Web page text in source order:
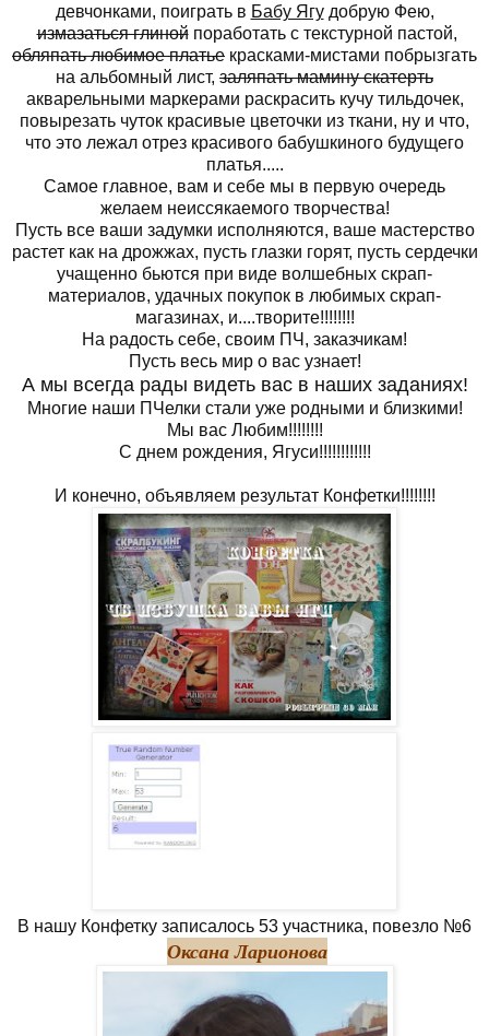
девчонками, поиграть в Бабу Ягудобрую Фею,
измазаться глинойпоработать с текстурной пастой,
обляпать любимое платье красками-мистами побрызгать
на альбомный лист, заляпать мамину скатерть
акварельными маркерами раскрасить кучу тильдочек,
повырезать чуток красивые цветочки из ткани, ну и что,
что это лежал отрез красивого бабушкиного будущего
платья.....
Самое главное, вам и себе мы в первую очередь
желаем неиссякаемого творчества!
Пусть все ваши задумки исполняются, ваше мастерство
растет как на дрожжах, пусть глазки горят, пусть сердечки
учащенно бьются при виде волшебных скрап-
материалов, удачных покупок в любимых скрап-
магазинах, и....творите!!!!!!!!
На радость себе, своим ПЧ, заказчикам!
Пусть весь мир о вас узнает!
А мы всегда рады видеть вас в наших заданиях!
Многие наши ПЧелки стали уже родными и близкими!
Мы вас Любим!!!!!!!!
С днем рождения, Ягуси!!!!!!!!!!!!
И конечно, объявляем результат Конфетки!!!!!!!!
В нашу Конфетку записалось 53 участника, повезло №6
Оксана Ларионова